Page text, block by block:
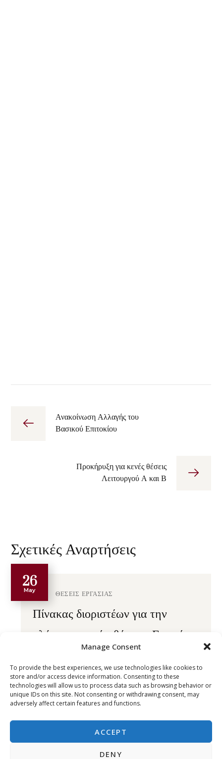
Manage Consent
To provide the best experiences, we use technologies like cookies to
store and/or access device information. Consenting to these
technologies will allow us to process data such as browsing behavior or
unique IDs on this site. Not consenting or withdrawing consent, may
adversely affect certain features and functions.
ACCEPT
DENY
Ανακοίνωση Αλλαγής του
Βασικού Επιτοκίου
Προκήρυξη για κενές θέσεις
Λειτουργού Α και Β
Σχετικές Αναρτήσεις
26
May ΘΕΣΕΙΣ ΕΡΓΑΣΙΑΣ
Πίνακας διοριστέων για την
πλήρωση κενών θέσεων Γραφέα
05
December ΘΕΣΕΙΣ ΕΡΓΑΣΙΑΣ
Διεξαγωγή Γραπτής Εξέτασης
(Λειτουργός Τεχνολογίας)